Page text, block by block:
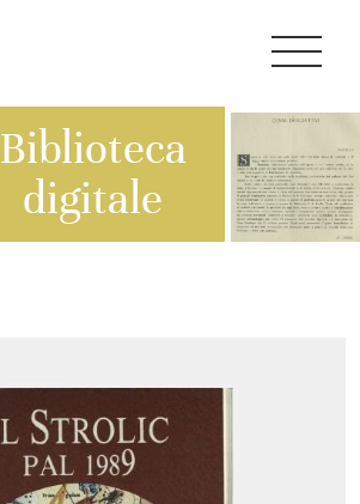
Biblioteca
digitale